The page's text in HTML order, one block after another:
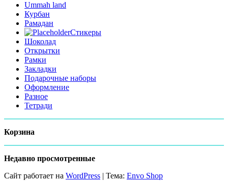
Ummah land
Курбан
Рамадан
Стикеры
Шоколад
Открытки
Рамки
Закладки
Подарочные наборы
Оформление
Разное
Тетради
Корзина
Недавно просмотренные
Сайт работает на WordPress | Тема: Envo Shop